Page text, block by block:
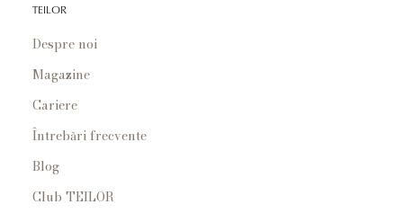
TEILOR
Despre noi
Magazine
Cariere
Întrebări frecvente
Blog
Club TEILOR